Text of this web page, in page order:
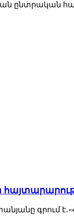
գրում